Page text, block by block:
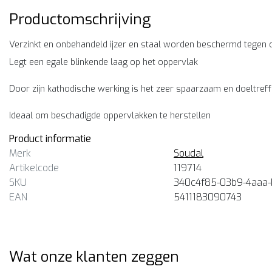
Productomschrijving
Verzinkt en onbehandeld ijzer en staal worden beschermd tegen
Legt een egale blinkende laag op het oppervlak
Door zijn kathodische werking is het zeer spaarzaam en
Ideaal om beschadigde oppervlakken te herstellen
Product informatie
Merk
Soudal
Artikelcode
119714
SKU
340c4f85-03b9-
EAN
5411183090743
Wat onze klanten zeggen